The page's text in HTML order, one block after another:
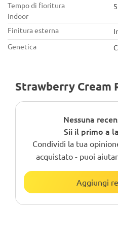
Tempo di fioritura
indoor
Finitura esterna
Genetica
Strawberry Cream
Nessuna
Sii il primo a
Condividi la tua
acquistato - puoi
Aggiungi